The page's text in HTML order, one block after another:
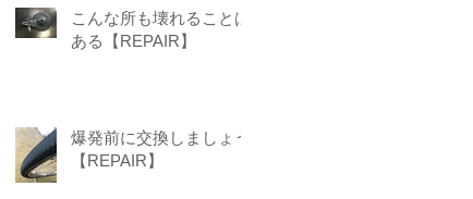
こんな所も壊れることは
ある【REPAIR】
爆発前に交換しましょう
【REPAIR】